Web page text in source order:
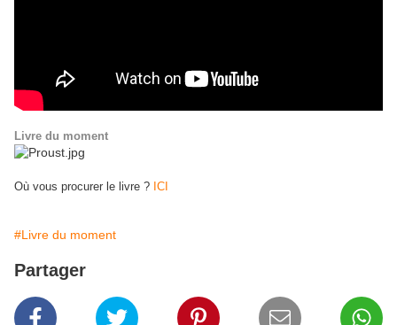
Livre du moment
Où vous procurer le livre ? ICI
#Livre du moment
Partager